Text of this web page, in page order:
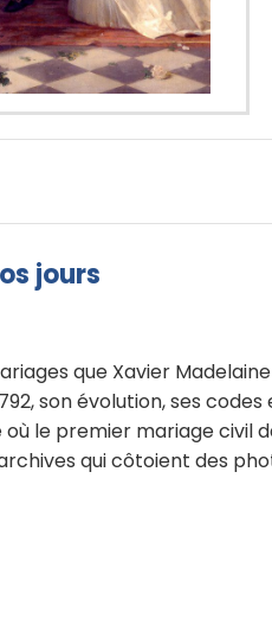
jours
que Xavier
son évolution, ses
le premier mariage civil
qui côtoient des